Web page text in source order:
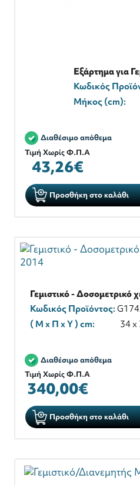
Εξάρτημα για
Κωδικός
Μήκος (cm):
Διαθέσιμο απόθεμα
Τιμή Χωρίς Φ.Π.Α
43,26€
Προσθήκη στο καλάθι
Γεμιστικό - Δοσομετρικό
Κωδικός Προϊόντος:
( M x Π x Y ) cm:
34 x
Διαθέσιμο απόθεμα
Τιμή Χωρίς Φ.Π.Α
340,00€
Προσθήκη στο καλάθι